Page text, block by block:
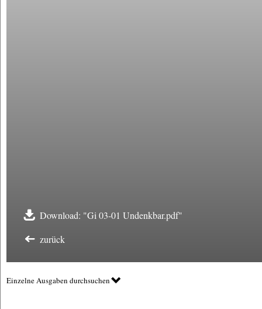
Download: "Gi 03-01 Undenkbar.pdf"
zurück
Einzelne Ausgaben durchsuchen